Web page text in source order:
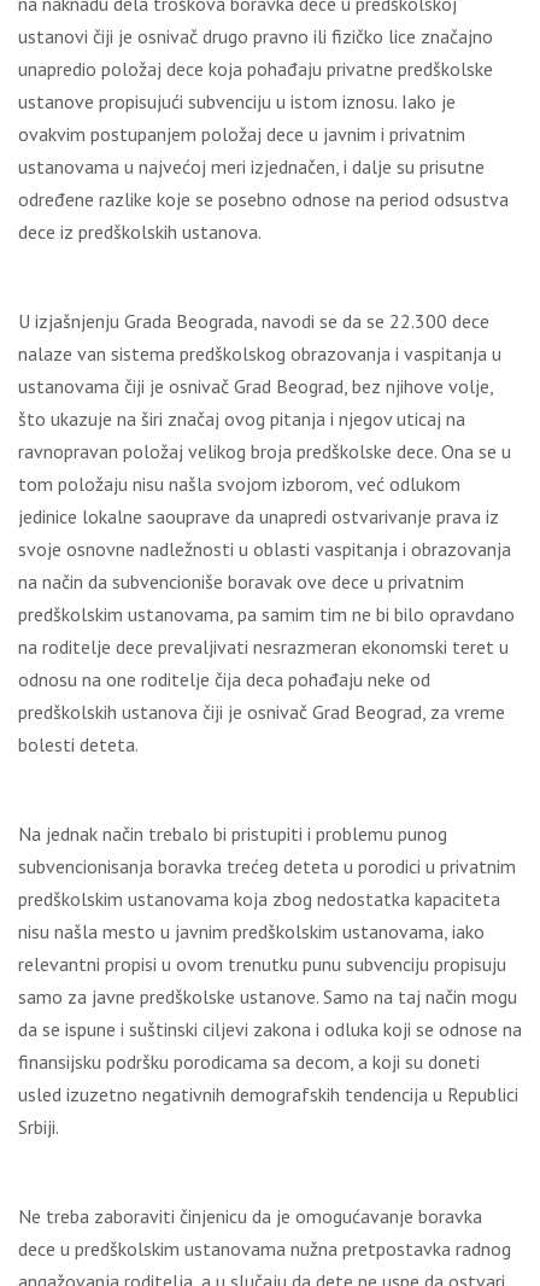
ustanovi čiji je osnivač drugo pravno ili fizičko lice značajno
unapredio položaj dece koja pohađaju privatne predškolske
ustanove propisujući subvenciju u istom iznosu. Iako je
ovakvim postupanjem položaj dece u javnim i privatnim
ustanovama u najvećoj meri izjednačen, i dalje su prisutne
određene razlike koje se posebno odnose na period odsustva
dece iz predškolskih ustanova.
U izjašnjenju Grada Beograda, navodi se da se 22.300 dece
nalaze van sistema predškolskog obrazovanja i vaspitanja u
ustanovama čiji je osnivač Grad Beograd, bez njihove volje,
što ukazuje na širi značaj ovog pitanja i njegov uticaj na
ravnopravan položaj velikog broja predškolske dece. Ona se u
tom položaju nisu našla svojom izborom, već odlukom
jedinice lokalne saouprave da unapredi ostvarivanje prava iz
svoje osnovne nadležnosti u oblasti vaspitanja i obrazovanja
na način da subvencioniše boravak ove dece u privatnim
predškolskim ustanovama, pa samim tim ne bi bilo opravdano
na roditelje dece prevaljivati nesrazmeran ekonomski teret u
odnosu na one roditelje čija deca pohađaju neke od
predškolskih ustanova čiji je osnivač Grad Beograd, za vreme
bolesti deteta.
Na jednak način trebalo bi pristupiti i problemu punog
subvencionisanja boravka trećeg deteta u porodici u privatnim
predškolskim ustanovama koja zbog nedostatka kapaciteta
nisu našla mesto u javnim predškolskim ustanovama, iako
relevantni propisi u ovom trenutku punu subvenciju propisuju
samo za javne predškolske ustanove. Samo na taj način mogu
da se ispune i suštinski ciljevi zakona i odluka koji se odnose na
finansijsku podršku porodicama sa decom, a koji su doneti
usled izuzetno negativnih demografskih tendencija u Republici
Srbiji.
Ne treba zaboraviti činjenicu da je omogućavanje boravka
dece u predškolskim ustanovama nužna pretpostavka radnog
angažovanja roditelja, a u slučaju da dete ne uspe da ostvari